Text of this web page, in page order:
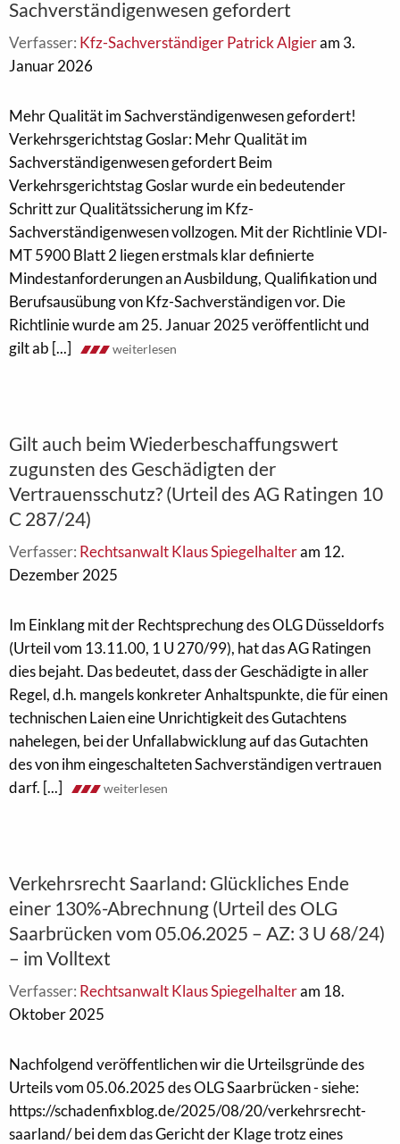
Sachverständigenwesen gefordert
Verfasser: Kfz-Sachverständiger Patrick Algieram 3.
Januar 2026
Mehr Qualität im Sachverständigenwesen gefordert!
Verkehrsgerichtstag Goslar: Mehr Qualität im
Sachverständigenwesen gefordert Beim
Verkehrsgerichtstag Goslar wurde ein bedeutender
Schritt zur Qualitätssicherung im Kfz-
Sachverständigenwesen vollzogen. Mit der Richtlinie VDI-
MT 5900 Blatt 2 liegen erstmals klar definierte
Mindestanforderungen an Ausbildung, Qualifikation und
Berufsausübung von Kfz-Sachverständigen vor. Die
Richtlinie wurde am 25. Januar 2025 veröffentlicht und
gilt ab [...]
weiterlesen
Gilt auch beim Wiederbeschaffungswert
zugunsten des Geschädigten der
Vertrauensschutz? (Urteil des AG Ratingen 10
C 287/24)
Verfasser: Rechtsanwalt Klaus Spiegelhalteram 12.
Dezember 2025
Im Einklang mit der Rechtsprechung des OLG Düsseldorfs
(Urteil vom 13.11.00, 1 U 270/99), hat das AG Ratingen
dies bejaht. Das bedeutet, dass der Geschädigte in aller
Regel, d.h. mangels konkreter Anhaltspunkte, die für einen
technischen Laien eine Unrichtigkeit des Gutachtens
nahelegen, bei der Unfallabwicklung auf das Gutachten
des von ihm eingeschalteten Sachverständigen vertrauen
darf. [...]
weiterlesen
Verkehrsrecht Saarland: Glückliches Ende
einer 130%-Abrechnung (Urteil des OLG
Saarbrücken vom 05.06.2025 – AZ: 3 U 68/24)
– im Volltext
Verfasser: Rechtsanwalt Klaus Spiegelhalteram 18.
Oktober 2025
Nachfolgend veröffentlichen wir die Urteilsgründe des
Urteils vom 05.06.2025 des OLG Saarbrücken - siehe:
https://schadenfixblog.de/2025/08/20/verkehrsrecht-
saarland/ bei dem das Gericht der Klage trotz eines